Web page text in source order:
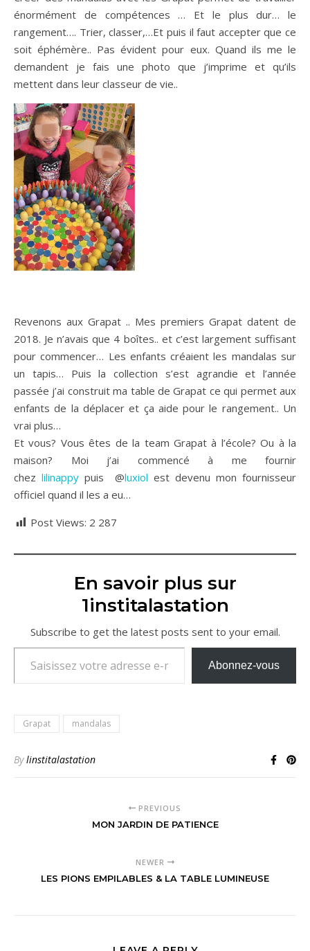
énormément de compétences … Et le plus dur… le
rangement…. Trier, classer,…Et puis il faut accepter que ce
soit éphémère.. Pas évident pour eux. Quand ils me le
demandent je fais une photo que j’imprime et qu’ils
mettent dans leur classeur de vie..
Revenons aux Grapat .. Mes premiers Grapat datent de
2018. Je n’avais que 4 boîtes.. et c’est largement suffisant
pour commencer… Les enfants créaient les mandalas sur
un tapis… Puis la collection s’est agrandie et l’année
passée j’ai construit ma table de Grapat ce qui permet aux
enfants de la déplacer et ça aide pour le rangement.. Un
vrai plus…
Et vous? Vous êtes de la team Grapat à l’école? Ou à la
maison? Moi j’ai commencé à me fournir
chez lilinappy puis @luxiol est devenu mon fournisseur
officiel quand il les a eu…
Post Views: 2 287
En savoir plus sur
1institalastation
Subscribe to get the latest posts sent to your email.
Saisissez votre adresse e-mail…
Abonnez-vous
Grapat mandalas
Bylinstitalastation
PREVIOUS
MON JARDIN DE PATIENCE
NEWER
LES PIONS EMPILABLES & LA TABLE LUMINEUSE